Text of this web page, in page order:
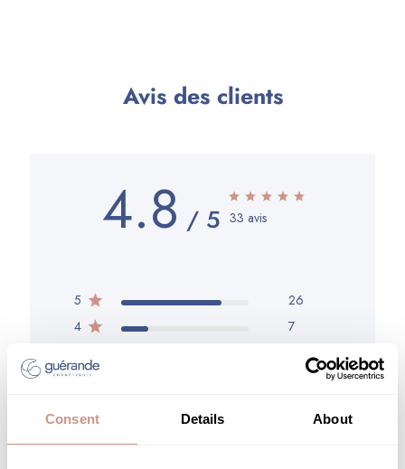
Consent Details About
Avis des clients
4.8 33 avis
5
26
4
7
2